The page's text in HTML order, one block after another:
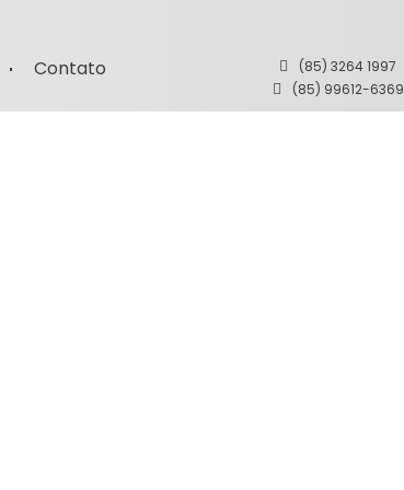
Contato
(85) 3264 1997
(85) 99612-6369